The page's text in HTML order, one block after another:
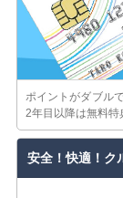
ポイントがダブル
2年目以降は無料特
安全！快適！ク